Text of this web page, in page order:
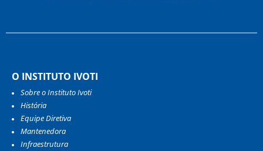
O INSTITUTO IVOTI
Sobre o Instituto Ivoti
História
Equipe Diretiva
Mantenedora
Infraestrutura